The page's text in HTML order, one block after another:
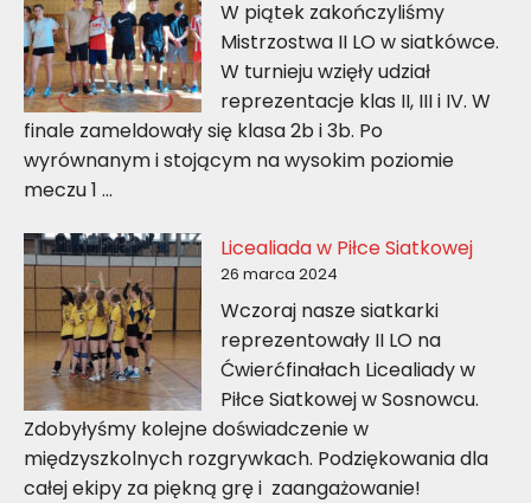
W piątek zakończyliśmy
Mistrzostwa II LO w siatkówce.
W turnieju wzięły udział
reprezentacje klas II, III i IV. W
finale zameldowały się klasa 2b i 3b. Po
wyrównanym i stojącym na wysokim poziomie
meczu 1 …
Licealiada w Piłce Siatkowej
26 marca 2024
Wczoraj nasze siatkarki
reprezentowały II LO na
Ćwierćfinałach Licealiady w
Piłce Siatkowej w Sosnowcu.
Zdobyłyśmy kolejne doświadczenie w
międzyszkolnych rozgrywkach. Podziękowania dla
całej ekipy za piękną grę i zaangażowanie!